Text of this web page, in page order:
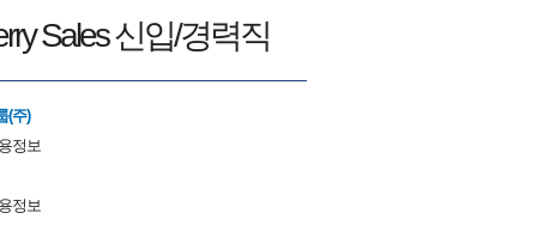
Sales 신입/경력직
(주)
정보
정보